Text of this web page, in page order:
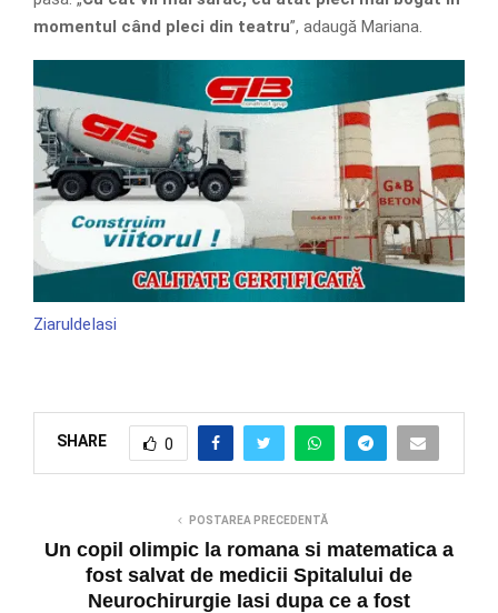
momentul când pleci din teatru”, adaugă Mariana.
ZiaruldeIasi
SHARE 0
POSTAREA PRECEDENTĂ
Un copil olimpic la romana si matematica a
fost salvat de medicii Spitalului de
Neurochirurgie Iasi dupa ce a fost